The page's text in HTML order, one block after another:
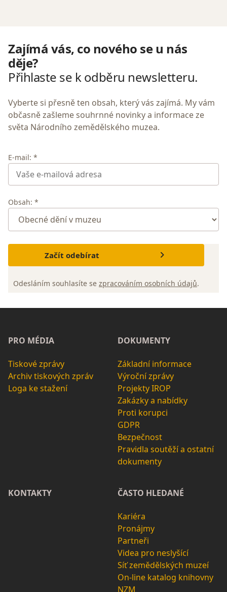
Zajímá vás, co nového se u nás
děje?
Přihlaste se k odběru newsletteru.
Vyberte si přesně ten obsah, který vás zajímá. My vám
občasně zašleme souhrnné novinky a informace ze
světa Národního zemědělského muzea.
E-mail: *
Obsah: *
Začít odebírat
Odesláním souhlasíte se zpracováním osobních údajů.
PRO MÉDIA
Tiskové zprávy
Archiv tiskových zpráv
Loga ke stažení
DOKUMENTY
Základní informace
Výroční zprávy
Projekty IROP
Zakázky a nabídky
Proti korupci
GDPR
Bezpečnost
Pravidla soutěží a ostatní
dokumenty
KONTAKTY ČASTO HLEDANÉ
Kariéra
Pronájmy
Partneři
Videa pro neslyšící
Síť zemědělských muzeí
On-line katalog knihovny
NZM